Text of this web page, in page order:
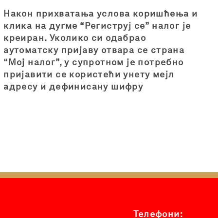
Након прихватања услова коришћења и
клика на дугме “Региструј се” налог је
креиран. Уколико си одабрао
аутоматску пријаву отвара се страна
“Мој налог”, у супротном је потребно
пријавити се користећи унету мејл
адресу и дефинисану шифру
Телефони: